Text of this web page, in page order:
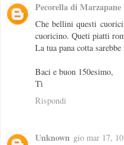
Pecorella di Marzapane
Che bellini questi
cuoricino. Queti piatti
La tua pana cotta
Baci e buon 150esimo,
Tì
Rispondi
Unknown gio mar 17,